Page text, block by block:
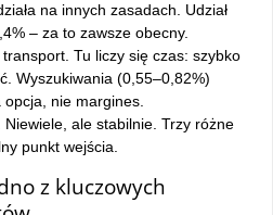
na innych zasadach. Udział
– za to zawsze obecny.
Tu liczy się czas: szybko
Wyszukiwania (0,55–0,82%)
nie margines.
Niewiele, ale stabilnie. Trzy różne
punkt wejścia.
z kluczowych